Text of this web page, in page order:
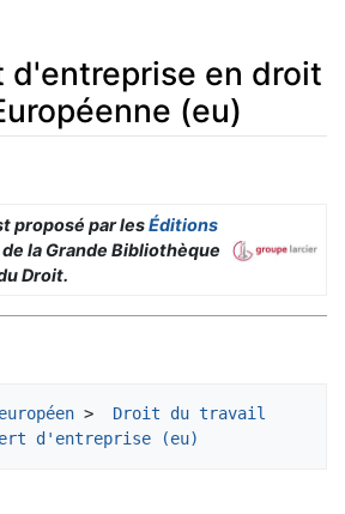
d'entreprise en droit
(eu)
proposé par lesÉditions
la Grande Bibliothèque
Droit.
>
Droit du travail
d'entreprise (eu)